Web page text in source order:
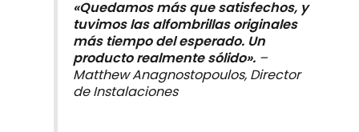
«Quedamos más que satisfechos, y
tuvimos las alfombrillas originales
más tiempo del esperado. Un
producto realmente sólido». –
Matthew Anagnostopoulos, Director
de Instalaciones